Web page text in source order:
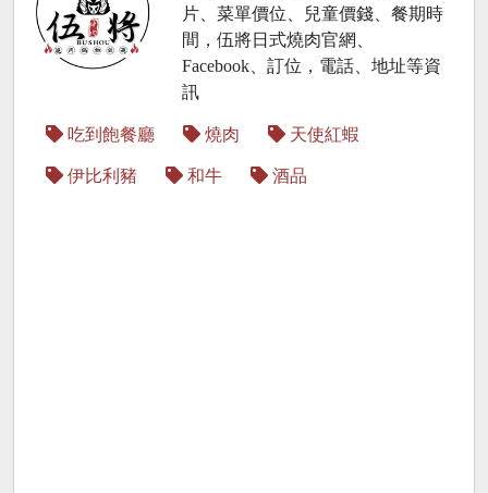
片、菜單價位、兒童價錢、餐期時
間，伍將日式燒肉官網、
Facebook、訂位，電話、地址等資
訊
吃到飽餐廳 燒肉 天使紅蝦
伊比利豬 和牛 酒品